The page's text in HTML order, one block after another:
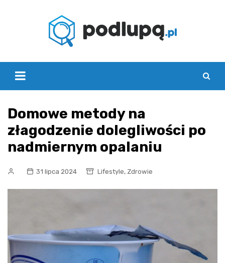
Domowe metody na
złagodzenie dolegliwości po
nadmiernym opalaniu
31 lipca 2024 Lifestyle, Zdrowie